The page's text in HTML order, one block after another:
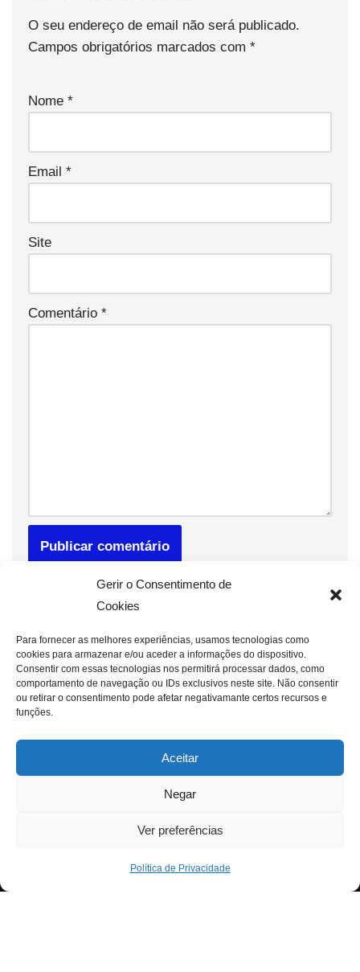
Gerir o Consentimento de
Cookies
Para fornecer as melhores experiências, usamos tecnologias como
cookies para armazenar e/ou aceder a informações do dispositivo.
Consentir com essas tecnologias nos permitirá processar dados, como
comportamento de navegação ou IDs exclusivos neste site. Não consentir
ou retirar o consentimento pode afetar negativamante certos recursos e
funções.
Aceitar
Negar
Ver preferências
Política de Privacidade
O seu endereço de email não será publicado.
Campos obrigatórios marcados com *
Nome *
Email *
Site
Comentário *
| Criado comWordPress